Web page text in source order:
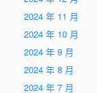
2024 年 11 月
2024 年 10 月
2024 年 9 月
2024 年 8 月
2024 年 7 月